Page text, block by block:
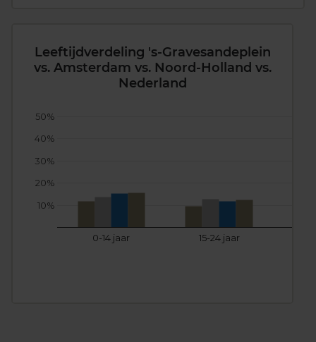
Leeftijdverdeling 's-Gravesandeplein
vs. Amsterdam vs. Noord-Holland vs.
Nederland
0-14 jaar 15-24 jaar
10%
20%
30%
40%
50%